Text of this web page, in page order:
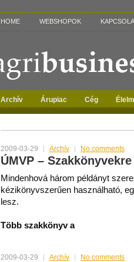
HOME WEBSHOPOK
Archív Árupiac Cég
2009-03-29 Archív No comments
ÚMVP –
Mindenhová három példányt
kézikönyvszerűen használható,
lesz.
Több szakkönyv a
2009-03-29 Archív No comments